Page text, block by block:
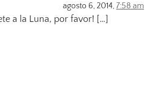
agosto 6, 2014,7:58 am
Luna, por favor! […]